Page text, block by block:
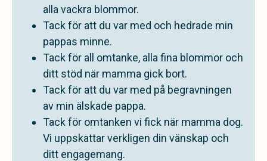
alla vackra blommor.
Tack för att du var med och hedrade min
pappas minne.
Tack för all omtanke, alla fina blommor och
ditt stöd när mamma gick bort.
Tack för att du var med på begravningen
av min älskade pappa.
Tack för omtanken vi fick när mamma dog.
Vi uppskattar verkligen din vänskap och
ditt engagemang.